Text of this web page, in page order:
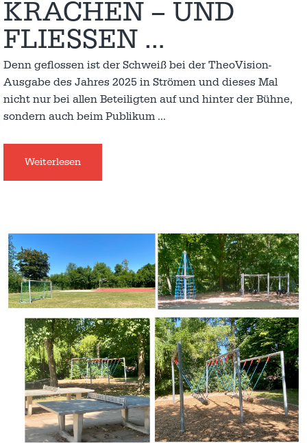
KRACHEN – UND
FLIESSEN …
Denn geflossen ist der Schweiß bei der TheoVision-
Ausgabe des Jahres 2025 in Strömen und dieses Mal
nicht nur bei allen Beteiligten auf und hinter der Bühne,
sondern auch beim Publikum …
Weiterlesen